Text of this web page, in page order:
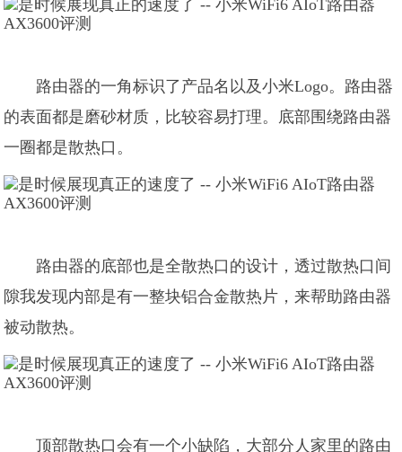
路由器的一角标识了产品名以及小米Logo。路由器
的表面都是磨砂材质，比较容易打理。底部围绕路由器
一圈都是散热口。
路由器的底部也是全散热口的设计，透过散热口间
隙我发现内部是有一整块铝合金散热片，来帮助路由器
被动散热。
顶部散热口会有一个小缺陷，大部分人家里的路由